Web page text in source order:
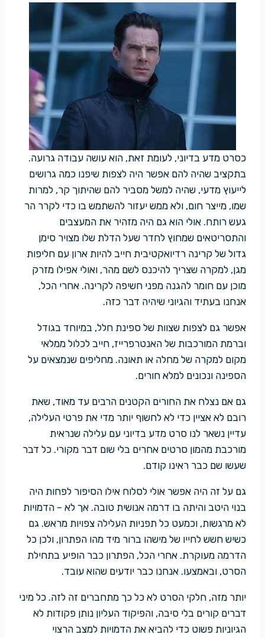
כסרט מדע בדיוני, לעומת זאת, הוא עושה עבודה גרועה.
בתקציב שהיה להם אפשר היה לצפות שיפנו כמה גרושים
לייעוץ מדעי, שהיה למשל מסביר להם שהיתוך קר, למרות
שמו, מייצר חום, ולא ממש יעזור להשתמש בו כדי לקרר הר
געש רותח. אולי הוא גם היה מזהיר את המעצבים
והתסריטאים שמחוץ לחדר שעל הדלת שלו מצויר סימן
גדול של קרינה רדיואקטיבית חייב להיות ארון עם חליפות
מגן, למקרה שצריך להיכנס לשם מהר, ואולי אפילו מזרק
מוכן עם חומר להגנה מפני חשיפה לקרינה. אחרי הכל,
אנחנו בעתיד והגיוני שיהיה דבר כזה.
אפשר גם לצפות שצוות של ספינת חלל, במיוחד בגודל
וברמת המורכבות של האנטרפרייז, חייב לכלול ממלאי
מקום למקרה של מחלה או תאונה. מחליפים שנמצאים על
הספינה ונכונים למלא חורים.
גם אם נצלח את החורים הקטנים הרבים עד מאוד, שאת
רובם לא אציין כדי לא לחשוף יותר מדי את פרטי העלילה,
עדיין נשאר לנו סרט מדע בדיוני עם עלילה שנראית
מורכבת מהמון סרטים אחרים בלי שום דבר מקורי. כל דבר
שעשו שם כבר ראינו קודם.
גם על זה היה אפשר אולי לסלוח אילו הסיפור לפחות היה
בנוי היטב והיתה בו דרמה אנושית טובה. אך לא – הדמויות
לא מרגשות, וכמעט כל תפניות העלילה צפויות מראש. גם
כשיש חשש לחייו של מישהו ברור מיד מהו הפתרון, ולכן כל
הדרמה מעוקרת. אחרי הכל, הפתרון כבר הופיע בתחילת
הסרט, ובאמצעו. אנחנו כבר יודעים שהוא עובד.
יותר מזה, חלקי הסרט לא כל כך מתחברים זה לזה. כל מיני
דברים קורים בלי סיבה, והפיקוד העליון נותן פקודות לא
הגיוניות פשוט כדי להביא את הדמויות למצב הרצוי